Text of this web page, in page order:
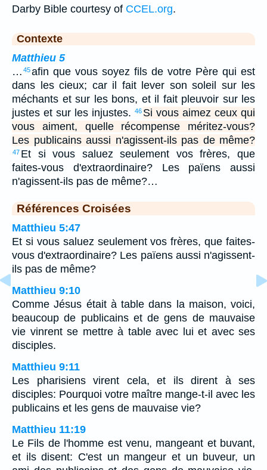
Darby Bible courtesy of CCEL.org.
Contexte
Matthieu 5
… 45afin que vous soyez fils de votre Père qui est
dans les cieux; car il fait lever son soleil sur les
méchants et sur les bons, et il fait pleuvoir sur les
justes et sur les injustes.
46 Si vous aimez ceux qui
vous aiment, quelle récompense méritez-vous?
Les publicains aussi n'agissent-ils pas de même?
47 Et si vous saluez seulement vos frères, que
faites-vous d'extraordinaire? Les païens aussi
n'agissent-ils pas de même?…
Références Croisées
Matthieu 5:47
Et si vous saluez seulement vos frères, que faites-
vous d'extraordinaire? Les païens aussi n'agissent-
ils pas de même?
Matthieu 9:10
Comme Jésus était à table dans la maison, voici,
beaucoup de publicains et de gens de mauvaise
vie vinrent se mettre à table avec lui et avec ses
disciples.
Matthieu 9:11
Les pharisiens virent cela, et ils dirent à ses
disciples: Pourquoi votre maître mange-t-il avec les
publicains et les gens de mauvaise vie?
Matthieu 11:19
Le Fils de l'homme est venu, mangeant et buvant,
et ils disent: C'est un mangeur et un buveur, un